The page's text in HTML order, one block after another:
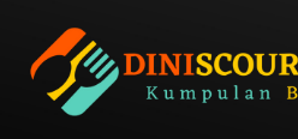
content